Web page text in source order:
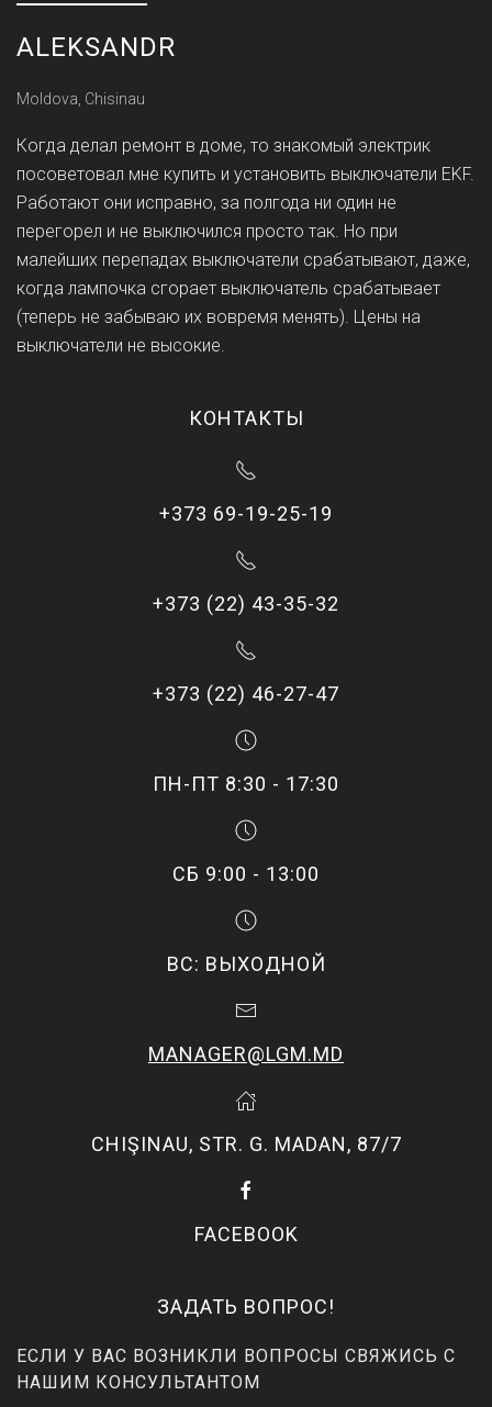
ALEKSANDR
Moldova, Chisinau
Когда делал ремонт в доме, то знакомый электрик
посоветовал мне купить и установить выключатели EKF.
Работают они исправно, за полгода ни один не
перегорел и не выключился просто так. Но при
малейших перепадах выключатели срабатывают, даже,
когда лампочка сгорает выключатель срабатывает
(теперь не забываю их вовремя менять). Цены на
выключатели не высокие.
КОНТАКТЫ
+373 69-19-25-19
+373 (22) 43-35-32
+373 (22) 46-27-47
ПН-ПТ 8:30 - 17:30
СБ 9:00 - 13:00
ВС: ВЫХОДНОЙ
MANAGER@LGM.MD
CHIŞINAU, STR. G. MADAN, 87/7
FACEBOOK
ЗАДАТЬ ВОПРОС!
ЕСЛИ У ВАС ВОЗНИКЛИ ВОПРОСЫ СВЯЖИСЬ С
НАШИМ КОНСУЛЬТАНТОМ